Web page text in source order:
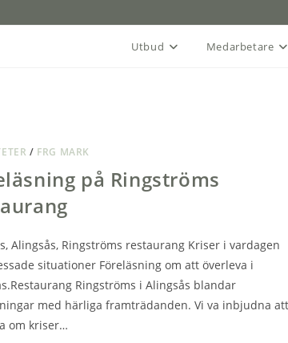
Utbud Medarbetare
/ FRG MARK
på Ringströms
Alingsås, Ringströms restaurang Kriser i vardagen
situationer Föreläsning om att överleva i
Ringströms i Alingsås blandar
med härliga framträdanden. Vi va inbjudna att
om kriser…